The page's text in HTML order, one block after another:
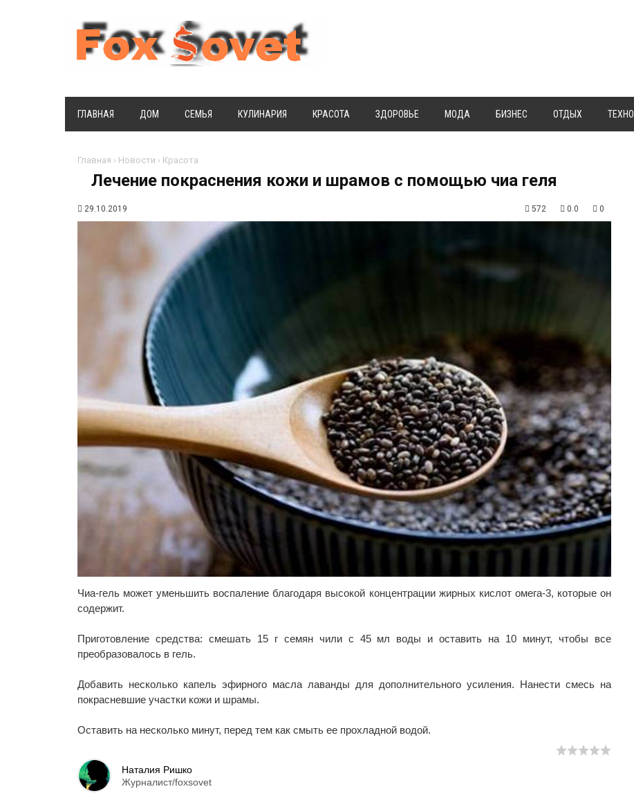
ГЛАВНАЯ ДОМ СЕМЬЯ КУЛИНАРИЯ КРАСОТА ЗДОРОВЬЕ МОДА БИЗНЕС ОТДЫХ ТЕХНО
Главная › Новости › Красота
Лечение покраснения кожи и шрамов с помощью чиа геля
29.10.2019 572 0.0 0
Чиа-гель может уменьшить воспаление благодаря высокой концентрации жирных кислот омега-3, которые он
содержит.
Приготовление средства: смешать 15 г семян чили с 45 мл воды и оставить на 10 минут, чтобы все
преобразовалось в гель.
Добавить несколько капель эфирного масла лаванды для дополнительного усиления. Нанести смесь на
покрасневшие участки кожи и шрамы.
Оставить на несколько минут, перед тем как смыть ее прохладной водой.
Наталия Ришко
Журналист/foxsovet